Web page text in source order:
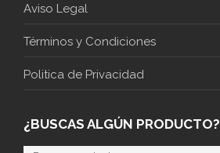
Aviso Legal
Términos y Condiciones
Politica de Privacidad
¿BUSCAS ALGÚN PRODUCTO?